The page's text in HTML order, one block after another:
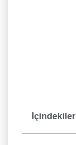
İçindekiler